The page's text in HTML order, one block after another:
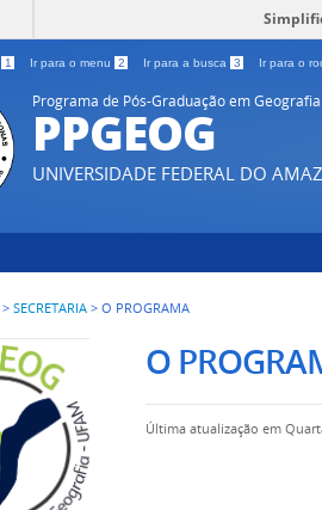
1 Ir para o menu 2 Ir para a busca 3 Ir para o
Programa de Pós-Graduação em Geografia
PPGEOG
UNIVERSIDADE FEDERAL DO
> SECRETARIA > O PROGRAMA
O
Última atualização em